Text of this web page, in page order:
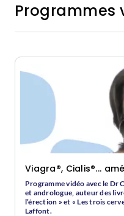
Programmes
Viagra®, Cialis®...
Programme vidéo avec le Dr
et andrologue, auteur des
l’érection » et « Les trois
Laffont.